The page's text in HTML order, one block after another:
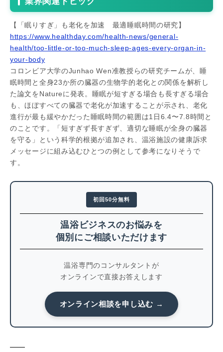
【「眠りすぎ」も老化を加速 最適睡眠時間の研究】
https://www.healthday.com/health-news/general-
health/too-little-or-too-much-sleep-ages-every-organ-in-
your-body
コロンビア大学のJunhao Wen准教授らの研究チームが、睡
眠時間と全身23か所の臓器の生物学的老化との関係を解析し
た論文をNatureに発表。睡眠が短すぎる場合も長すぎる場合
も、ほぼすべての臓器で老化が加速することが示され、老化
進行が最も緩やかだった睡眠時間の範囲は1日6.4〜7.8時間と
のことです。「短すぎず長すぎず、適切な睡眠が全身の臓器
を守る」という科学的根拠が追加され、温浴施設の健康訴求
メッセージに組み込むひとつの例として参考になりそうで
す。
初回50分無料
温浴ビジネスのお悩みを
個別にご相談いただけます
温浴専門のコンサルタントが
オンラインで直接お答えします
オンライン相談を申し込む →